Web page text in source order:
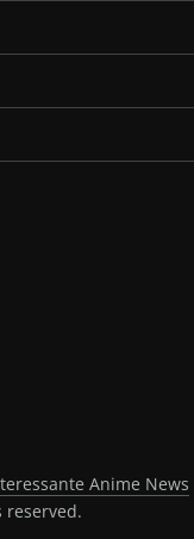
Anime News
reserved.